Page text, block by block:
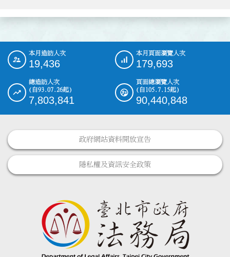
::: 本月造訪人次
19,436
本月頁面瀏覽人次
179,693
總造訪人次
(自93.07.26起)
7,803,841
頁面總瀏覽人次
(自105.7.15起)
90,440,848
政府網站資料開放宣告
隱私權及資訊安全政策